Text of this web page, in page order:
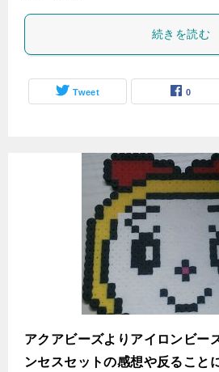
続きを読む
Tweet 0
アクアビーズよりアイロンビー
ンセスセットの感想や反ること